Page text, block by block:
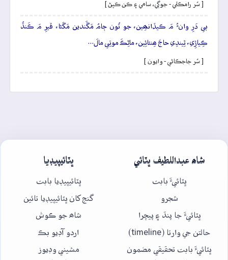
[ سُر رامڪلي - جوڳي، سامي ۽ ڪن ڪپڻ ]
ٻي دَرِ وانءُ مَ ڪيڏانھِين، جو تُون ڄامُ مَڱَندين مَڱڻا، ڦيرِ مَ ڪَنڌُ
ڪِياڙِي، ٿِيندِي حاجَ ھِنئائِين، ماڻِڪَ موتِي مالَ…
[ سُر جاجڪاڻي - وايون ]
شاھ عبداللطيف ڀٽائي
ڀٽائيءَ بابت
شجرو
ڀٽائيءَ جا پنڌ ۽ پيچرا
حالتن جي وارتا (timeline)
ڀٽائيءَ بابت تحقيقي مضمون
ڀٽائيپيڊيا
ڀٽائيپيڊيا بابت
گنج کان ڀٽائيپيڊيا تائين
شاھ جو ڪوش
اردو آڊيو بڪ
مشيني وڊيوز